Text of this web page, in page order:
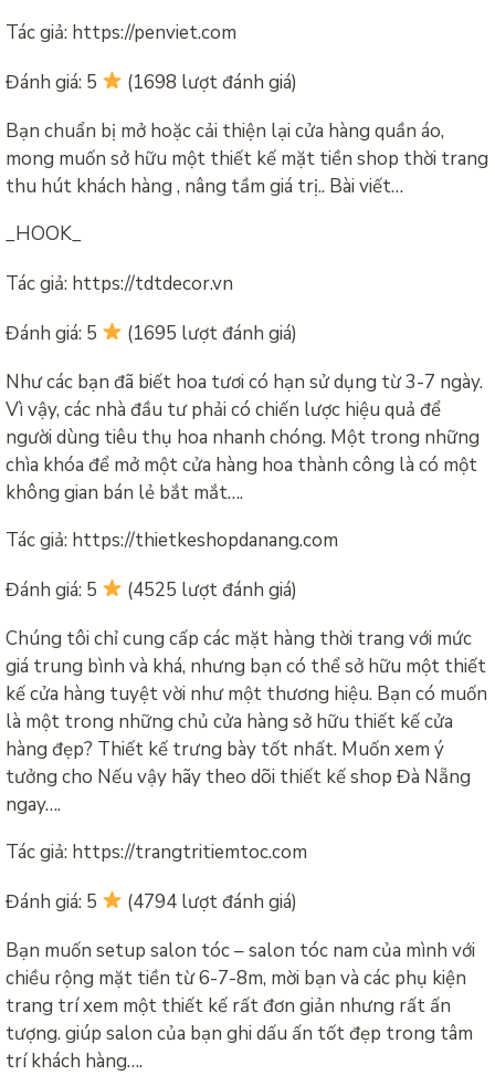
Tác giả: https://penviet.com
Đánh giá: 5
(1698 lượt đánh giá)
Bạn chuẩn bị mở hoặc cải thiện lại cửa hàng quần áo,
mong muốn sở hữu một thiết kế mặt tiền shop thời trang
thu hút khách hàng , nâng tầm giá trị.. Bài viết…
_HOOK_
Tác giả: https://tdtdecor.vn
Đánh giá: 5
(1695 lượt đánh giá)
Như các bạn đã biết hoa tươi có hạn sử dụng từ 3-7 ngày.
Vì vậy, các nhà đầu tư phải có chiến lược hiệu quả để
người dùng tiêu thụ hoa nhanh chóng. Một trong những
chìa khóa để mở một cửa hàng hoa thành công là có một
không gian bán lẻ bắt mắt….
Tác giả: https://thietkeshopdanang.com
Đánh giá: 5
(4525 lượt đánh giá)
Chúng tôi chỉ cung cấp các mặt hàng thời trang với mức
giá trung bình và khá, nhưng bạn có thể sở hữu một thiết
kế cửa hàng tuyệt vời như một thương hiệu. Bạn có muốn
là một trong những chủ cửa hàng sở hữu thiết kế cửa
hàng đẹp? Thiết kế trưng bày tốt nhất. Muốn xem ý
tưởng cho Nếu vậy hãy theo dõi thiết kế shop Đà Nẵng
ngay….
Tác giả: https://trangtritiemtoc.com
Đánh giá: 5
(4794 lượt đánh giá)
Bạn muốn setup salon tóc – salon tóc nam của mình với
chiều rộng mặt tiền từ 6-7-8m, mời bạn và các phụ kiện
trang trí xem một thiết kế rất đơn giản nhưng rất ấn
tượng. giúp salon của bạn ghi dấu ấn tốt đẹp trong tâm
trí khách hàng….